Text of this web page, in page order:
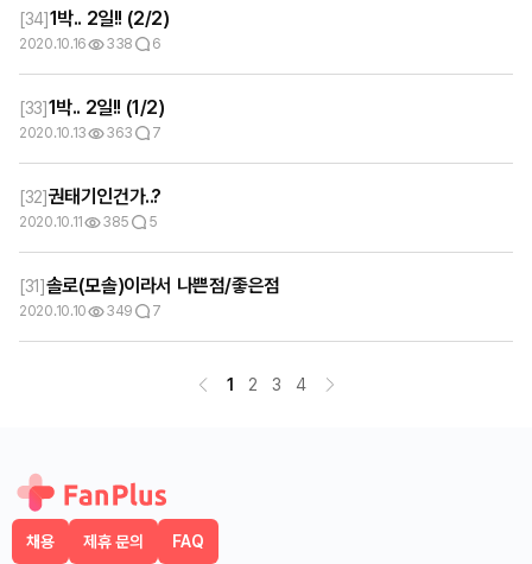
[34]1박.. 2일!! (2/2)
2020.10.16 338 6
[33]1박.. 2일!! (1/2)
2020.10.13 363 7
[32]권태기인건가..?
2020.10.11 385 5
[31]솔로(모솔)이라서 나쁜점/좋은점
2020.10.10 349 7
1 2 3 4
채용 제휴 문의 FAQ